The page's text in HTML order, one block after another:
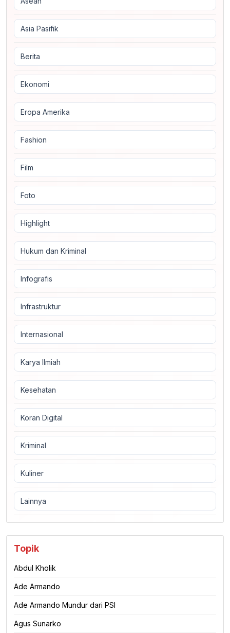
Asia Pasifik
Berita
Ekonomi
Eropa Amerika
Fashion
Film
Foto
Highlight
Hukum dan Kriminal
Infografis
Infrastruktur
Internasional
Karya Ilmiah
Kesehatan
Koran Digital
Kriminal
Kuliner
Lainnya
Topik
Abdul Kholik
Ade Armando
Ade Armando Mundur dari PSI
Agus Sunarko